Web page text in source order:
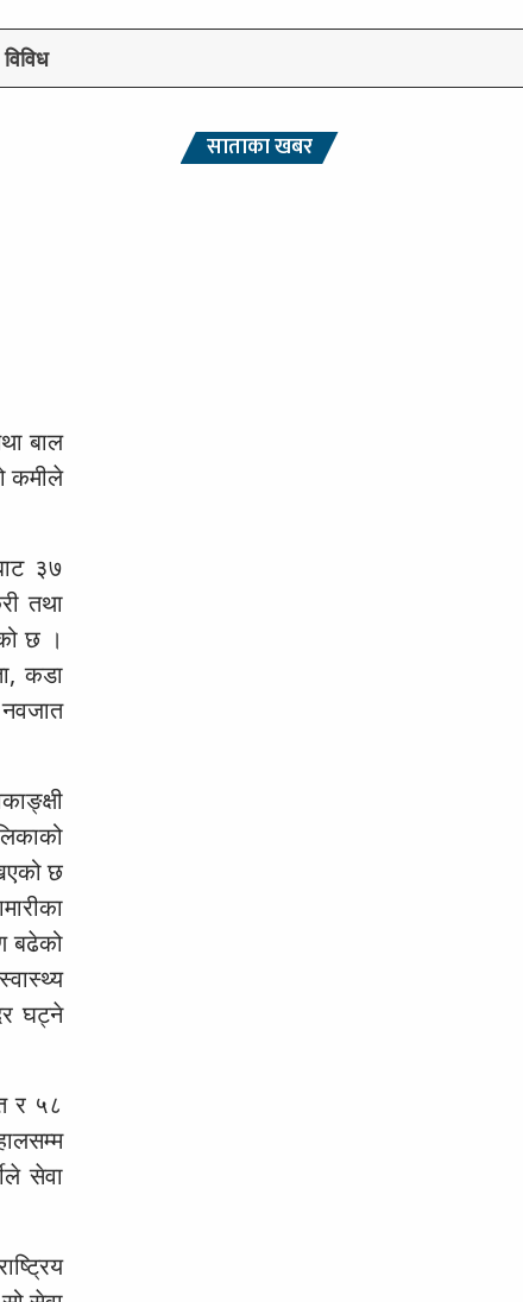
विविध
बाल
कमीले
३७
तथा
छ ।
कडा
छ
बढेको
घट्ने
र ५८
सेवा
साताका खबर